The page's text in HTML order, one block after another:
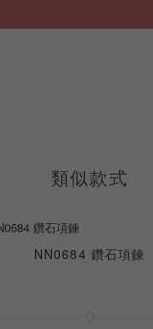
類似款式
NN0684 鑽石項鍊